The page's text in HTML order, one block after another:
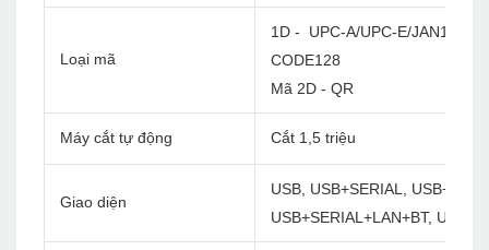
Loại mã
1D - UPC-A/UPC-E/
CODE128
Mã 2D - QR
Máy cắt tự động Cắt 1,5 triệu
Giao diện
USB, USB+SERIAL,
USB+SERIAL+LAN+BT,